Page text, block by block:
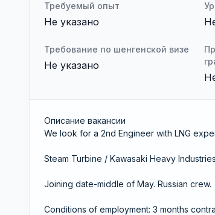
Требуемый опыт
Не указано
Требование по шенгенской визе
Не указано
Описание вакансии
We look for a 2nd Engineer with LNG
Steam Turbine / Kawasaki Heavy
Joining date-middle of May. Russian crew.
Conditions of employment: 3 months